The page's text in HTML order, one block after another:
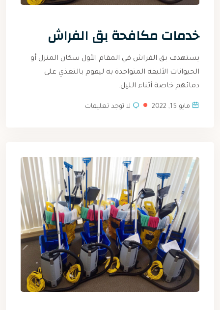
خدمات مكافحة بق الفراش
يستهدف بق الفراش في المقام الأول سكان المنزل أو
الحيوانات الأليفة المتواجدة به ليقوم بالتغذي على
دمائهم خاصة أثناء الليل.
مايو 15, 2022 لا توجد تعليقات